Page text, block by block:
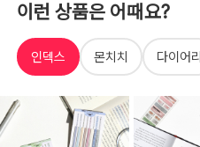
이런 상품은 어때요?
인덱스 몬치치 다이어리